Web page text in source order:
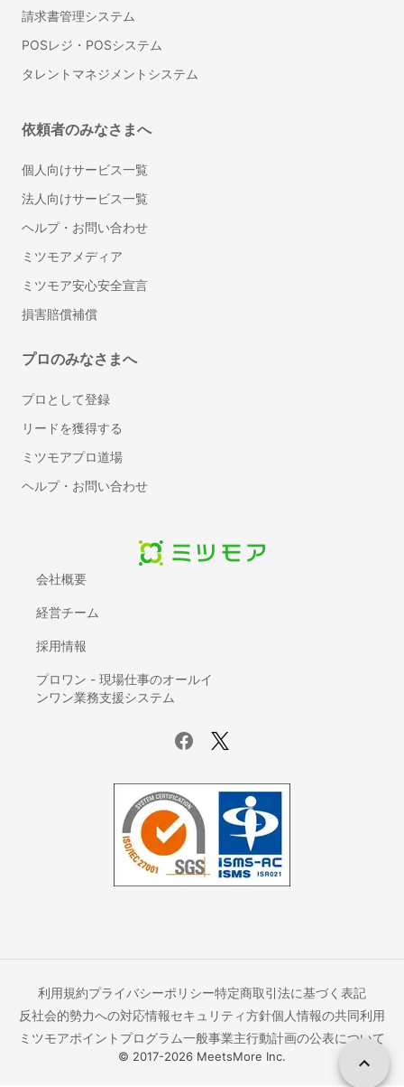
リノベーション・大規模リフォーム
障子の張り替え
クッションフロア張替え
ホームインスペクション（住宅診断）
シャッター修理・取り付け
雨漏り修理
面格子取り付け
ウッドデッキ塗装
壁紙の剥がれ・穴補修
トイレの壁紙・クロスの張り替え
フローリング補修
ホスクリーン（室内物干し）取り付け
水回りのコーキング打ち替え
可動棚（自在棚）の取り付け
洗濯機パン（防水パン）の設置・交換
表札の取り付け・交換
耐震シェルター設置
カーナビ取り付け
車のバッテリー上がり・交換
車のタイヤ交換
カーフィルム・スモークフィルム施工
車のガラス交換・修理
車のバックカメラ取り付け・修理
車の板金塗装
カーエアコンクリーニング
車内・シートクリーニング
テレビ・ナビキャンセラーの取り付け【持ち込み可】
デジタルインナーミラーの取り付け
会社概要
経営チーム
採用情報
プロワン - 現場仕事のオールイ
ンワン業務支援システム
請求書管理システム
POSレジ・POSシステム
タレントマネジメントシステム
依頼者のみなさまへ
個人向けサービス一覧
法人向けサービス一覧
ヘルプ・お問い合わせ
ミツモアメディア
ミツモア安心安全宣言
損害賠償補償
プロのみなさまへ
プロとして登録
リードを獲得する
ミツモアプロ道場
ヘルプ・お問い合わせ
利用規約プライバシーポリシー特定商取引法に基づく表記
反社会的勢力への対応情報セキュリティ方針個人情報の共同利用
ミツモアポイントプログラム一般事業主行動計画の公表について
© 2017-2026 MeetsMore Inc.